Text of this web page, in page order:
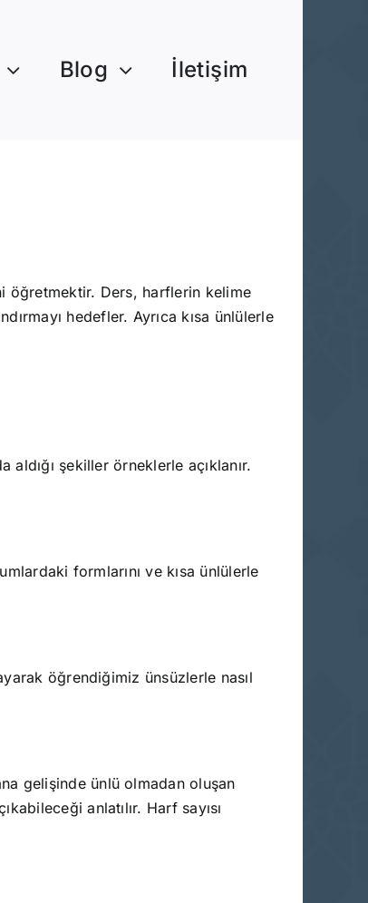
Blog İletişim
öğretmektir. Ders, harflerin kelime
hedefler. Ayrıca kısa ünlülerle
şekiller örneklerle açıklanır.
formlarını ve kısa ünlülerle
öğrendiğimiz ünsüzlerle nasıl
gelişinde ünlü olmadan oluşan
anlatılır. Harf sayısı